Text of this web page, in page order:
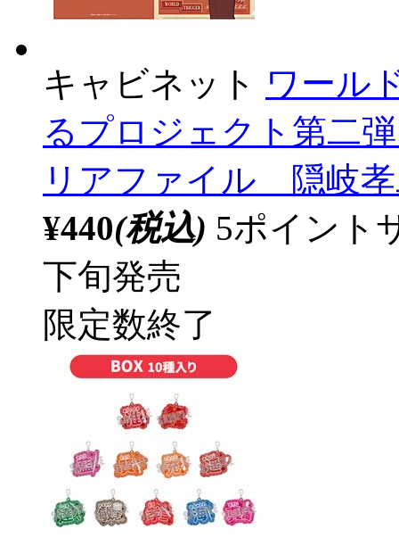
キャビネット ワール
るプロジェクト第二
リアファイル 隠岐
¥440(税込) 5ポイント
下旬発売
限定数終了